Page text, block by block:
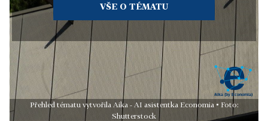
VŠE O TÉMATU
Přehled tématu vytvořila Aika - AI asistentka Economia • Foto:
Shutterstock